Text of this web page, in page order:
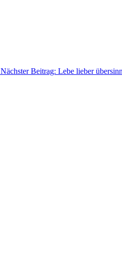
Nächster Beitrag: Lebe lieber